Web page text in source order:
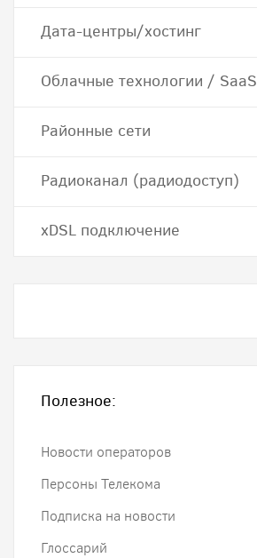
Дата-центры/хостинг
Облачные технологии / SaaS
Районные сети
Радиоканал (радиодоступ)
хDSL подключение
Полезное:
Новости операторов
Персоны Телекома
Подписка на новости
Глоссарий